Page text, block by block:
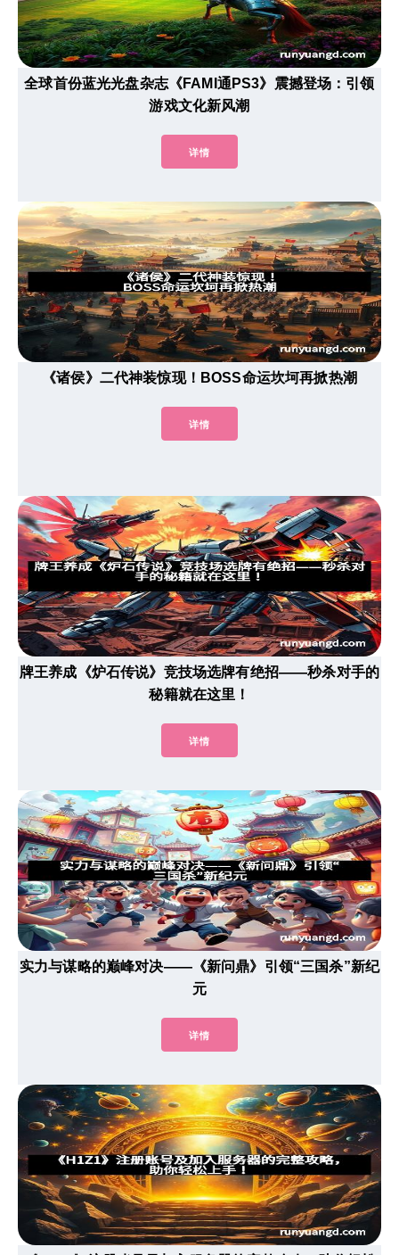
全球首份蓝光光盘杂志《FAMI通PS3》震撼登场：引领
游戏文化新风潮
详情
《诸侯》二代神装惊现！BOSS命运坎坷再掀热潮
详情
牌王养成《炉石传说》竞技场选牌有绝招——秒杀对手的
秘籍就在这里！
详情
实力与谋略的巅峰对决——《新问鼎》引领“三国杀”新纪
元
详情